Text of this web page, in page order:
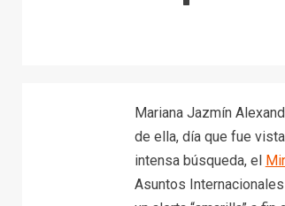
Mariana Jazmín
de ella, día que fue
intensa búsqueda, el
Asuntos